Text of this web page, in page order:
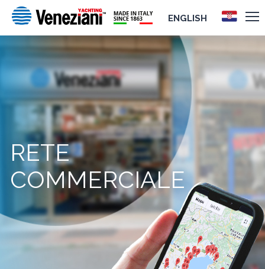
ENGLISH
RETE
COMMERCIALE